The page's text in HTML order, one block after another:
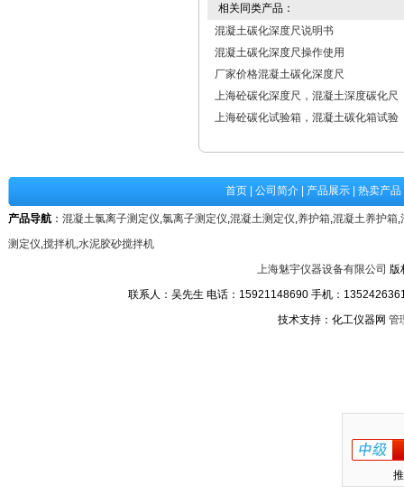
相关同类产品：
混凝土碳化深度尺说明书
混凝土碳化深度尺操作使用
厂家价格混凝土碳化深度尺
上海砼碳化深度尺，混凝土深度碳化尺
上海砼碳化试验箱，混凝土碳化箱试验
首页 公司简介 产品展示 热卖产品
产品导航 ： 混凝土氯离子测定仪,氯离子测定仪,混凝土测定仪,养护箱,混凝土养护箱,
测定仪,搅拌机,水泥胶砂搅拌机
上海魅宇仪器设备有限公司 版
联系人：吴先生 电话：15921148690 手机：
技术支持：化工仪器网 管